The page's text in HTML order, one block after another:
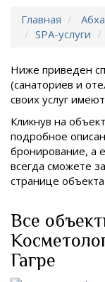
Главная
SPA-услуги
Ниже приведен
(санаториев и
своих услуг имеют
Кликнув на
подробное
бронирование, а
всегда сможете
странице
Все
Гагре